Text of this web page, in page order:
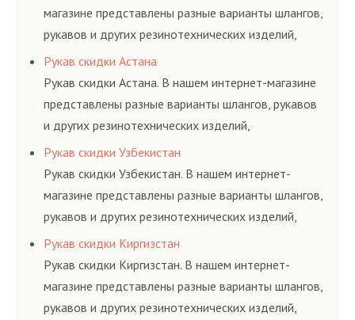
магазине представлены разные варианты шлангов,
рукавов и других резинотехнических изделий,
соответствующих ГОСТам, техническим условиям
и нормативам.
Рукав скидки Астана
Рукав скидки Астана. В нашем интернет-магазине
представлены разные варианты шлангов, рукавов
и других резинотехнических изделий,
соответствующих ГОСТам, техническим условиям
и нормативам.
Рукав скидки Узбекистан
Рукав скидки Узбекистан. В нашем интернет-
магазине представлены разные варианты шлангов,
рукавов и других резинотехнических изделий,
соответствующих ГОСТам, техническим условиям
и нормативам.
Рукав скидки Киргизстан
Рукав скидки Киргизстан. В нашем интернет-
магазине представлены разные варианты шлангов,
рукавов и других резинотехнических изделий,